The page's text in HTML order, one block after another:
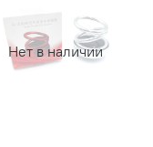
Нет в наличии